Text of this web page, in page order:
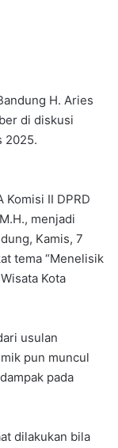
H. Aries
di diskusi
2025.
Komisi II DPRD
menjadi
Kamis, 7
tema “Menelisik
Kota
usulan
pun muncul
pada
dilakukan bila